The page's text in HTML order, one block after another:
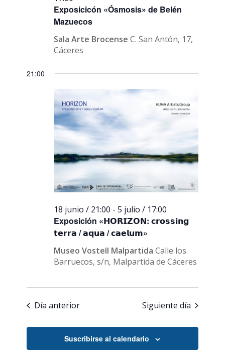
Exposicicón «Ósmosis» de Belén
Mazuecos
Sala Arte BrocenseC. San Antón, 17,
Cáceres
21:00
Exposición «𝗛𝗢𝗥𝗜𝗭𝗢𝗡: 𝗰𝗿𝗼𝘀𝘀𝗶𝗻𝗴
𝘁𝗲𝗿𝗿𝗮 / 𝗮𝗾𝘂𝗮 / 𝗰𝗮𝗲𝗹𝘂𝗺»
18 junio / 21:00 -5 julio / 17:00
Museo Vostell MalpartidaCalle los
Barruecos, s/n, Malpartida de Cáceres
Día anterior Siguiente día
Suscribirse al calendario